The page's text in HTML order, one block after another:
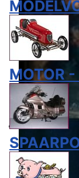
MOTOR